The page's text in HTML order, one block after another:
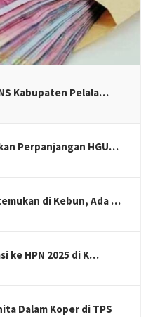
Kabupaten Pelala…
Perpanjangan HGU…
di Kebun, Ada …
ke HPN 2025 di K…
Dalam Koper di TPS